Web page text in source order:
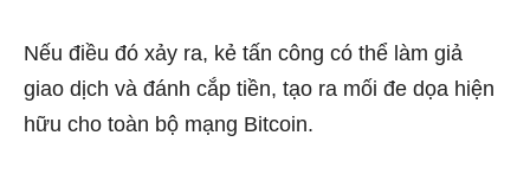
Nếu điều đó xảy ra, kẻ tấn công có thể làm giả
giao dịch và đánh cắp tiền, tạo ra mối đe dọa hiện
hữu cho toàn bộ mạng Bitcoin.